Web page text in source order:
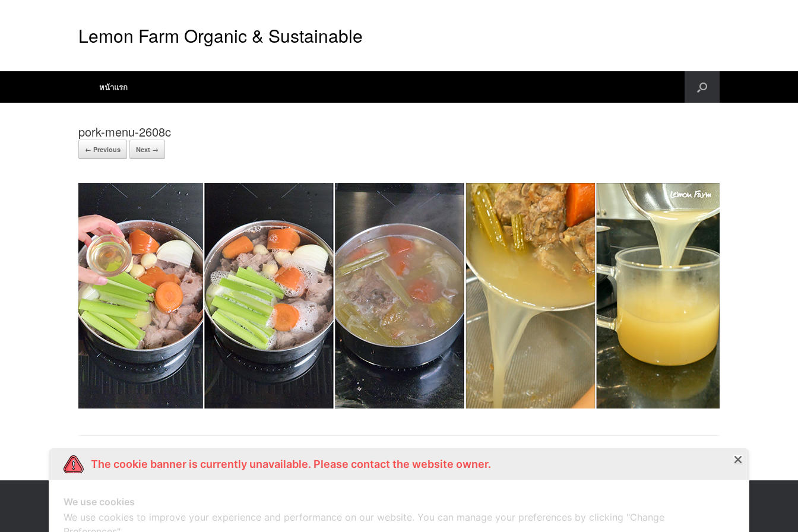
Lemon Farm Organic & Sustainable
หน้าแรก
pork-menu-2608c
← Previous Next →
Our Story
เกี่ยวกับเรา ช้อปออนไลน์ สมัครงาน ร้านอาหารอินทรีย์
The cookie banner is currently unavailable. Please contact the website owner.
We use cookies
We use cookies to improve your experience and performance on our website. You can manage your preferences by clicking "Change